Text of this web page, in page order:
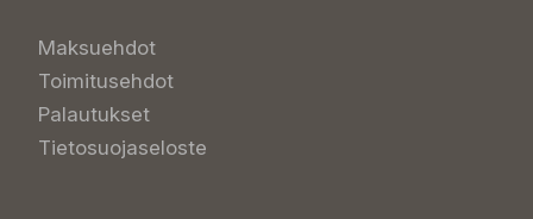
Maksuehdot
Toimitusehdot
Palautukset
Tietosuojaseloste